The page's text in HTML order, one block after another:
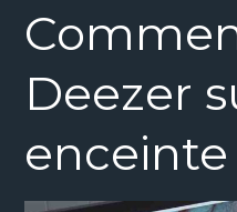
Deezer
enceinte